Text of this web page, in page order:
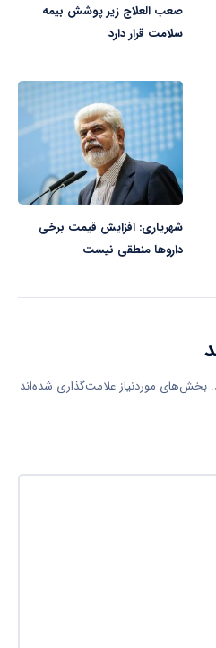
صعب العلاج زیر پوشش بیمه
سلامت قرار دارد
شهریاری: افزایش قیمت برخی
داروها منطقی نیست
بخش‌های موردنیاز علامت‌گذاری شده‌اند